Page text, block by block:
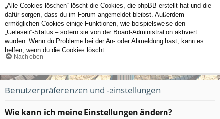
„Alle Cookies löschen“ löscht die Cookies, die phpBB erstellt hat und die
dafür sorgen, dass du im Forum angemeldet bleibst. Außerdem
ermöglichen Cookies einige Funktionen, wie beispielsweise den
„Gelesen“-Status – sofern sie von der Board-Administration aktiviert
wurden. Wenn du Probleme bei der An- oder Abmeldung hast, kann es
helfen, wenn du die Cookies löscht.
Nach oben
Benutzerpräferenzen und -einstellungen
Wie kann ich meine Einstellungen ändern?